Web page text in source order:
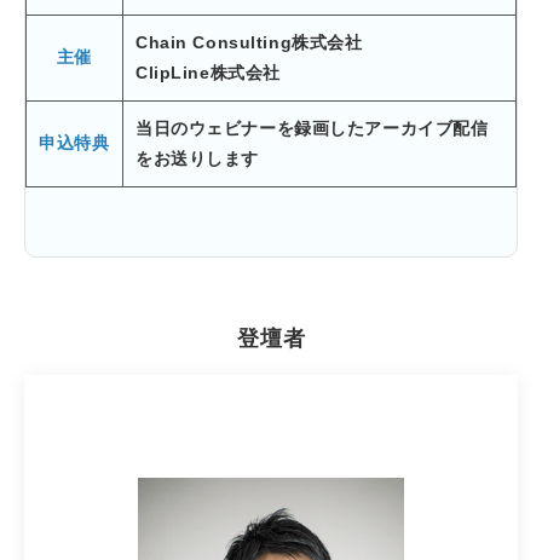
主催
Chain Consulting株式会社
ClipLine株式会社
申込特典
当日のウェビナーを録画したアーカイブ配信
をお送りします
登壇者